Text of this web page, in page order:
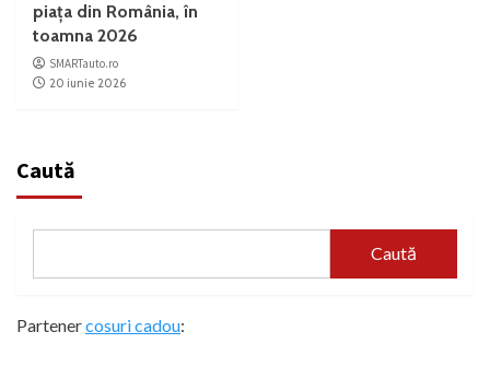
piața din România, în
toamna 2026
SMARTauto.ro
20 iunie 2026
Caută
Caută
Partenercosuri cadou: